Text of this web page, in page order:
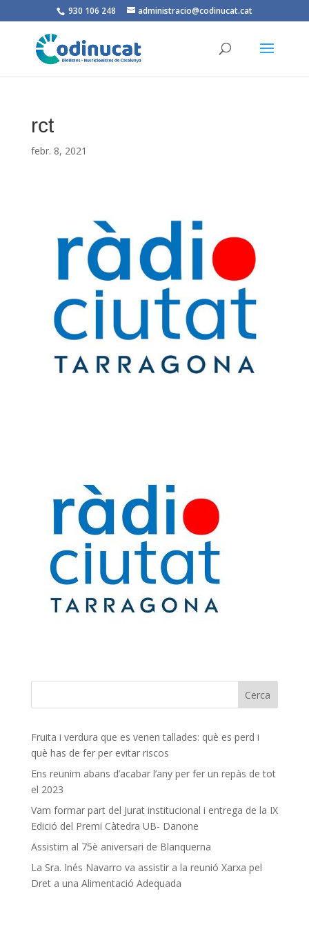
930 106 248 administracio@codinucat.cat
rct
febr. 8, 2021
Fruita i verdura que es venen tallades: què es perd i
què has de fer per evitar riscos
Ens reunim abans d’acabar l’any per fer un repàs de tot
el 2023
Vam formar part del Jurat institucional i entrega de la IX
Edició del Premi Càtedra UB- Danone
Assistim al 75è aniversari de Blanquerna
La Sra. Inés Navarro va assistir a la reunió Xarxa pel
Dret a una Alimentació Adequada